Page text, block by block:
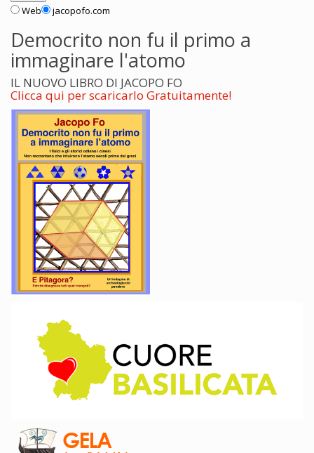
Web jacopofo.com
Democrito non fu il primo a
immaginare l'atomo
IL NUOVO LIBRO DI JACOPO FO
Clicca qui per scaricarlo Gratuitamente!